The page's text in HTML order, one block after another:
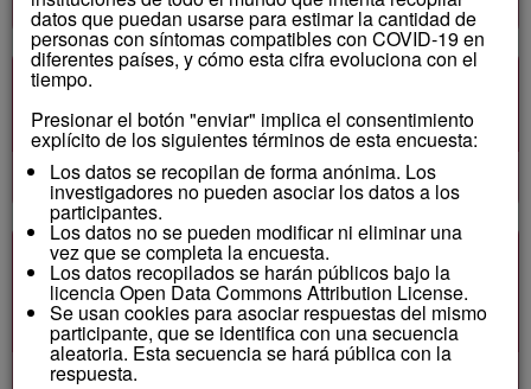
datos que puedan usarse para estimar la cantidad de
personas con síntomas compatibles con COVID-19 en
diferentes países, y cómo esta cifra evoluciona con el
tiempo.
Presionar el botón "enviar" implica el consentimiento
explícito de los siguientes términos de esta encuesta:
Los datos se recopilan de forma anónima. Los
investigadores no pueden asociar los datos a los
participantes.
Los datos no se pueden modificar ni eliminar una
vez que se completa la encuesta.
Los datos recopilados se harán públicos bajo la
licencia Open Data Commons Attribution License.
Se usan cookies para asociar respuestas del mismo
participante, que se identifica con una secuencia
aleatoria. Esta secuencia se hará pública con la
respuesta.
¿Cuántas de estas pruebas resultaron
positivas?
¿Cuántas de las personas que conoce
personalmente han sido vacunadas contra la
COVID-19?